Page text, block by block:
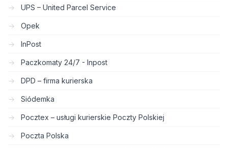
UPS – United Parcel Service
Opek
InPost
Paczkomaty 24/7 - Inpost
DPD – firma kurierska
Siódemka
Pocztex – usługi kurierskie Poczty Polskiej
Poczta Polska